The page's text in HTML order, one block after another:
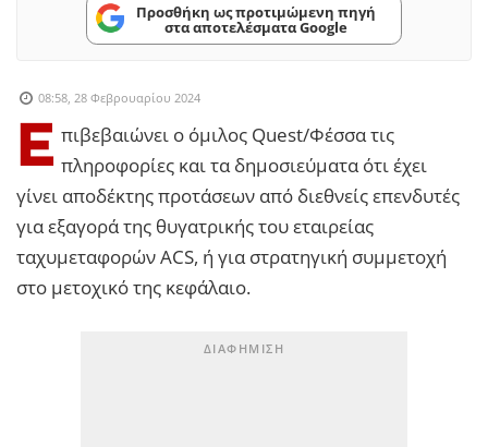
Προσθήκη ως προτιμώμενη πηγή
στα αποτελέσματα Google
08:58, 28 Φεβρουαρίου 2024
Ε πιβεβαιώνει ο όμιλος Quest/Φέσσα τις
πληροφορίες και τα δημοσιεύματα ότι έχει
γίνει αποδέκτης προτάσεων από διεθνείς επενδυτές
για εξαγορά της θυγατρικής του εταιρείας
ταχυμεταφορών ACS, ή για στρατηγική συμμετοχή
στο μετοχικό της κεφάλαιο.